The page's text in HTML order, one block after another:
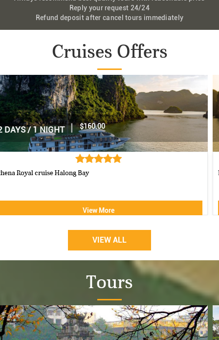
Reply your request 24/24
Refund deposit after cancel tours immediately
Cruises Offers
1 DAY | $70.00
Luxury Halong Sen Day Cruise
View More
VIEW ALL
Tours